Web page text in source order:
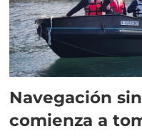
Navegación
comienza a